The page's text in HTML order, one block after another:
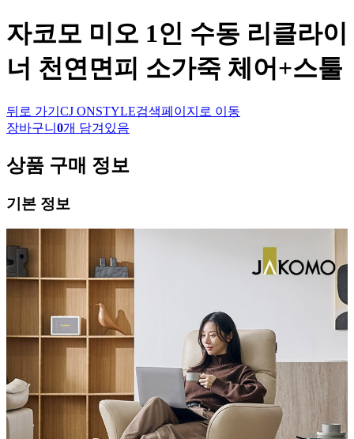
자코모 미오 1인 수동 리클라이
너 천연면피 소가죽 체어+스툴
뒤로 가기 CJ ONSTYLE검색페이지로 이동
장바구니 0개 담겨있음
상품 구매 정보
기본 정보